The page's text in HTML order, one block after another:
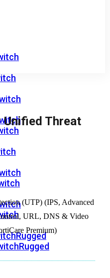
Unified Threat
(UTP) (IPS, Advanced
URL, DNS & Video
Premium)